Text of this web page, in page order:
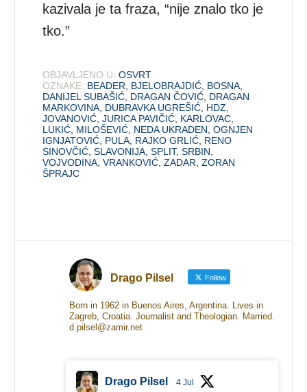
kazivala je ta fraza, “nije znalo tko je
tko.”
OBJAVLJENO U: OSVRT
OZNAKE: BEADER BJELOBRAJDIĆ BOSNA
DANIJEL SUBAŠIĆ DRAGAN ČOVIĆ DRAGAN
MARKOVINA DUBRAVKA UGREŠIĆ HDZ
JOVANOVIĆ ,JURICA PAVIČIĆ KARLOVAC
LUKIĆ MILOŠEVIĆ NEDA UKRADEN ,OGNJEN
IGNJATOVIĆ PULA RAJKO GRLIĆ RENO
SINOVČIĆ ,SLAVONIJA ,SPLIT,SRBIN
VOJVODINA ,VRANKOVIĆ ,ZADAR ,ZORAN
ŠPRAJC
Drago Pilsel Follow
Born in 1962 in Buenos Aires, Argentina. Lives in
Zagreb, Croatia. Journalist and Theologian. Married.
d.pilsel@zamir.net
Drago Pilsel 4 Jul